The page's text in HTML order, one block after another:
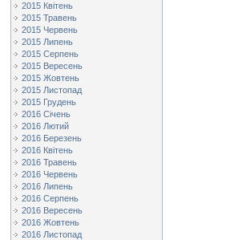
2015 Квітень
2015 Травень
2015 Червень
2015 Липень
2015 Серпень
2015 Вересень
2015 Жовтень
2015 Листопад
2015 Грудень
2016 Січень
2016 Лютий
2016 Березень
2016 Квітень
2016 Травень
2016 Червень
2016 Липень
2016 Серпень
2016 Вересень
2016 Жовтень
2016 Листопад